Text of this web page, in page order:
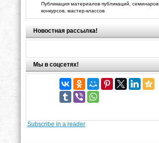
Публикация материалов публикаций, семинаров,
конкурсов, мастер-классов
Новостная рассылка!
Мы в соцсетях!
Subscribe in a reader